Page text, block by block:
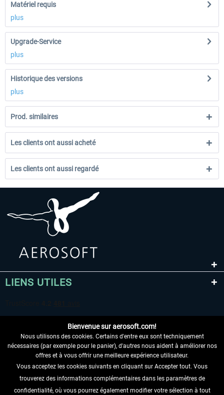
Matériel requis
plus
Upgrade-Service
plus
Historique des versions
plus
Prod. similaires
Les clients ont aussi acheté
Les clients ont aussi regardé
LIENS UTILES
RENONCER AU CONTRAT ICI
Bienvenue sur aerosoft.com!
Nous utilisons des cookies. Certains d'entre eux sont techniquement
nécessaires (par exemple pour le panier), d'autres nous aident à améliorer nos
offres et à vous offrir une meilleure expérience utilisateur.
Vous acceptez les cookies suivants en cliquant sur Accepter tout. Vous
trouverez des informations complémentaires dans les paramètres de
confidentialité, où vous pourrez également modifier votre sélection à tout